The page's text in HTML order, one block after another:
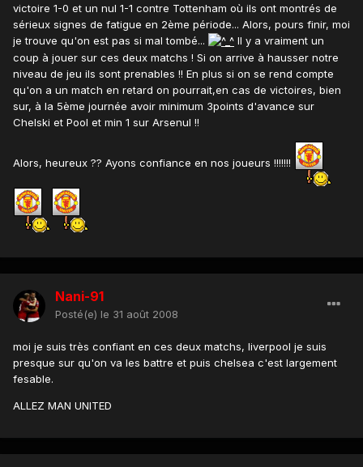
victoire 1-0 et un nul 1-1 contre Tottenham où ils ont montrés de
sérieux signes de fatigue en 2ème période... Alors, pours finir, moi
je trouve qu'on est pas si mal tombé...
Il y a vraiment un
coup à jouer sur ces deux matchs ! Si on arrive à hausser notre
niveau de jeu ils sont prenables !! En plus si on se rend compte
qu'on a un match en retard on pourrait,en cas de victoires, bien
sur, à la 5ème journée avoir minimum 3points d'avance sur
Chelski et Pool et min 1 sur Arsenul !!
Alors, heureux ?? Ayons confiance en nos joueurs !!!!!!!
Nani-91
Posté(e) le 31 août 2008
moi je suis très confiant en ces deux matchs, liverpool je suis
presque sur qu'on va les battre et puis chelsea c'est largement
fesable.
ALLEZ MAN UNITED